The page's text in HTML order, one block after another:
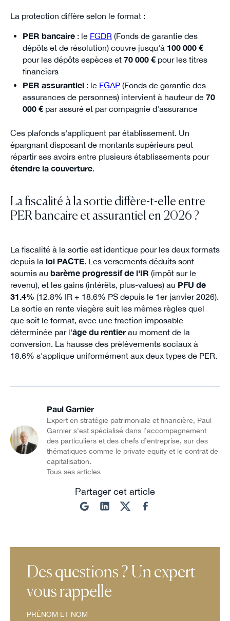
La protection diffère selon le format :
PER bancaire: le FGDR (Fonds de garantie des
dépôts et de résolution) couvre jusqu'à 100 000 €
pour les dépôts espèces et 70 000 €pour les titres
financiers
PER assurantiel: le FGAP(Fonds de garantie des
assurances de personnes) intervient à hauteur de 70
000 €par assuré et par compagnie d'assurance
Ces plafonds s'appliquent par établissement. Un
épargnant disposant de montants supérieurs peut
répartir ses avoirs entre plusieurs établissements pour
étendre la couverture.
La fiscalité à la sortie diffère-t-elle entre
PER bancaire et assurantiel en 2026 ?
La fiscalité à la sortie est identique pour les deux formats
depuis la loi PACTE. Les versements déduits sont
soumis au barème progressif de l'IR (impôt sur le
revenu), et les gains (intérêts, plus-values) au PFU de
31.4% (12.8% IR + 18.6% PS depuis le 1er janvier 2026).
La sortie en rente viagère suit les mêmes règles quel
que soit le format, avec une fraction imposable
déterminée par l'âge du rentierau moment de la
conversion. La hausse des prélèvements sociaux à
18.6% s'applique uniformément aux deux types de PER.
Paul Garnier
Expert en stratégie patrimoniale et financière, Paul
Garnier s'est spécialisé dans l’accompagnement
des particuliers et des chefs d’entreprise, sur des
thématiques comme le private equity et le contrat de
capitalisation.
Tous ses articles
Partager cet article
Des questions ? Un expert
vous rappelle